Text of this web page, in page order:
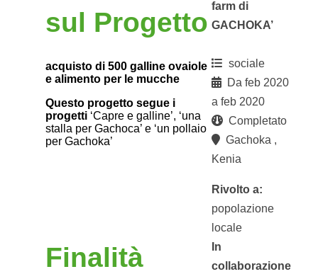
sul Progetto
acquisto di 500 galline ovaiole
e alimento per le mucche
Questo progetto segue i
progetti ‘Capre e galline’, ‘una
stalla per Gachoca’ e ‘un pollaio
per Gachoka’
Finalità
farm di
GACHOKA’
sociale
Da feb 2020
a feb 2020
Completato
Gachoka ,
Kenia
Rivolto a:
popolazione
locale
In
collaborazione